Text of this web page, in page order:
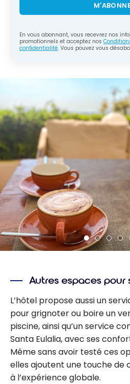
En vous abonnant, vous recevrez nos
promotionnels et acceptez nos
confidentialité. Vous pouvez vous
Autres espaces pour
L’hôtel propose aussi un
pour grignoter ou boire un
piscine, ainsi qu’un service
Santa Eulalia, avec ses
Même sans avoir testé ces
elles ajoutent une touche
à l’expérience globale.